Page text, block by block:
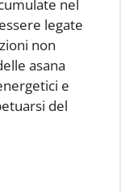
nel
legate
non
asana
e
del